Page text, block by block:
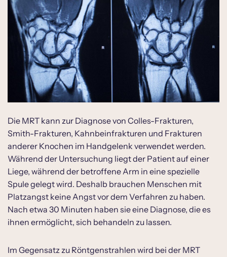
Die MRT kann zur Diagnose von Colles-Frakturen,
Smith-Frakturen, Kahnbeinfrakturen und Frakturen
anderer Knochen im Handgelenk verwendet werden.
Während der Untersuchung liegt der Patient auf einer
Liege, während der betroffene Arm in eine spezielle
Spule gelegt wird. Deshalb brauchen Menschen mit
Platzangst keine Angst vor dem Verfahren zu haben.
Nach etwa 30 Minuten haben sie eine Diagnose, die es
ihnen ermöglicht, sich behandeln zu lassen.
Im Gegensatz zu Röntgenstrahlen wird bei der MRT